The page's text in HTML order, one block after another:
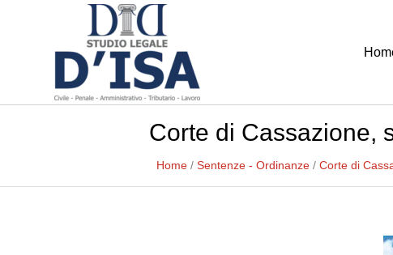
Corte di Cassazione,
Home / Sentenze - Ordinanze / Corte di